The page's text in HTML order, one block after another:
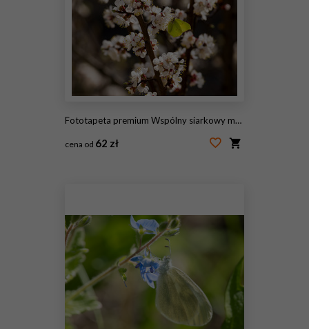
Fototapeta premium Wspólny siarkowy motyl siedzi na kwitnącym drzewie morelowym. Selektywne skupienie.
cena od 62 zł